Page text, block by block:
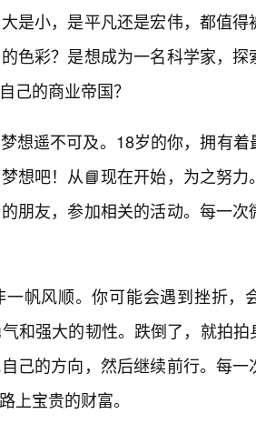
是小，是平凡还是宏伟，都值
色彩？是想成为一名科学家，
己的商业帝国？
想遥不可及。18岁的你，拥有
想吧！从📘现在开始，为之努力
朋友，参加相关的活动。每一
帆风顺。你可能会遇到挫折，
和强大的韧性。跌倒了，就拍
己的方向，然后继续前行。每一
上宝贵的财富。